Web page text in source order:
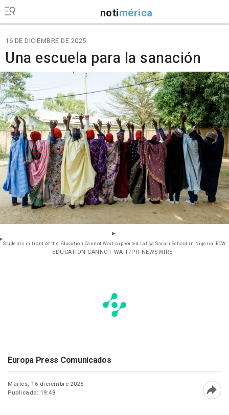
notimérica
16 DE DICIEMBRE DE 2025
Una escuela para la sanación
Students in front of the Education Cannot Wait-supported Lafiya Sarari School in Nigeria. ECW
- EDUCATION CANNOT WAIT/PR NEWSWIRE
Europa Press Comunicados
Martes, 16 diciembre 2025
Publicado: 19:48